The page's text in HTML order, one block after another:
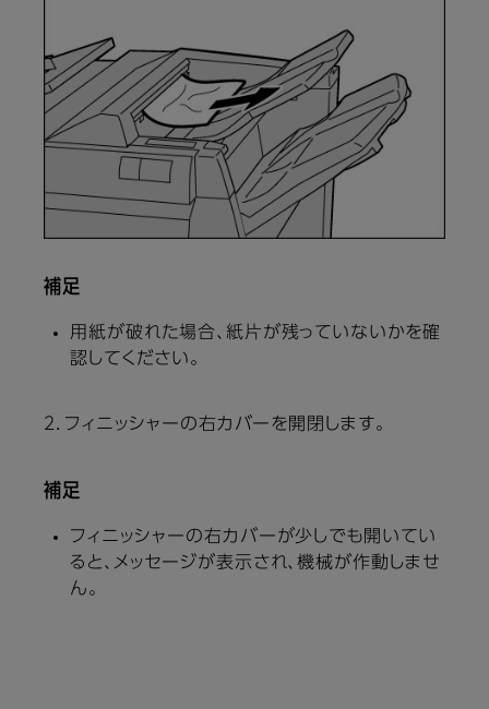
補足
用紙が破れた場合、紙片が残っていないかを確
認してください。
２．フィニッシャーの右カバーを開閉します。
補足
フィニッシャーの右カバーが少しでも開いてい
ると、メッセージが表示され、機械が作動しませ
ん。